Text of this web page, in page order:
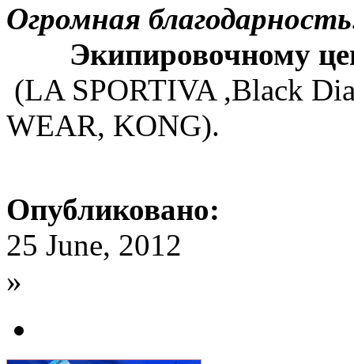
Огромная
Экипировочному
(LA SPORTIVA ,Black
WEAR, KONG).
Опубликовано:
25 June, 2012
»